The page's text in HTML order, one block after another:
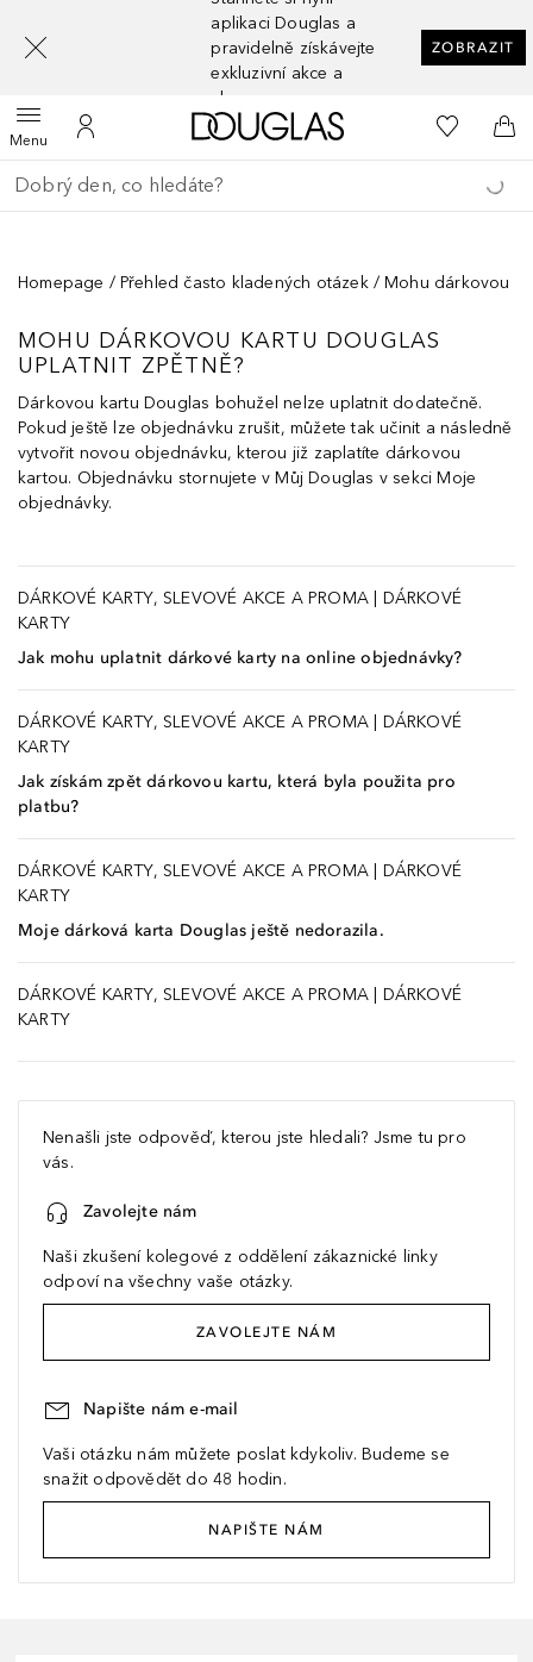
aplikaci Douglas a
pravidelně získávejte
exkluzivní akce a
slevy
ZOBRAZIT
MenuOtevřít menuK mému účtu
Domů K mému
Do
Vraťte se
Proveďte vyhledávání
Homepage Přehled často kladených otázek Mohu dárkovou
MOHU DÁRKOVOU KARTU DOUGLAS
UPLATNIT ZPĚTNĚ?
Dárkovou kartu Douglas bohužel nelze uplatnit dodatečně.
Pokud ještě lze objednávku zrušit, můžete tak učinit a následně
vytvořit novou objednávku, kterou již zaplatíte dárkovou
kartou. Objednávku stornujete v Můj Douglas v sekci Moje
objednávky.
DÁRKOVÉ KARTY, SLEVOVÉ AKCE A PROMA
DÁRKOVÉ
KARTY
Jak mohu uplatnit dárkové karty na online objednávky?
DÁRKOVÉ KARTY, SLEVOVÉ AKCE A PROMA
DÁRKOVÉ
KARTY
Jak získám zpět dárkovou kartu, která byla použita pro
platbu?
DÁRKOVÉ KARTY, SLEVOVÉ AKCE A PROMA
DÁRKOVÉ
KARTY
Moje dárková karta Douglas ještě nedorazila.
DÁRKOVÉ KARTY, SLEVOVÉ AKCE A PROMA
DÁRKOVÉ
KARTY
Nenašli jste odpověď, kterou jste hledali? Jsme tu pro
vás.
Zavolejte nám
Naši zkušení kolegové z oddělení zákaznické linky
odpoví na všechny vaše otázky.
ZAVOLEJTE NÁM
Napište nám e-mail
Vaši otázku nám můžete poslat kdykoliv. Budeme se
snažit odpovědět do 48 hodin.
NAPIŠTE NÁM
[navigation.slideout.screenreader]